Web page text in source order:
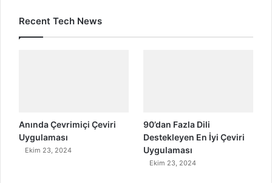
Recent Tech News
Anında Çevrimiçi Çeviri
Uygulaması
Ekim 23, 2024
90’dan Fazla Dili
Destekleyen En İyi Çeviri
Uygulaması
Ekim 23, 2024